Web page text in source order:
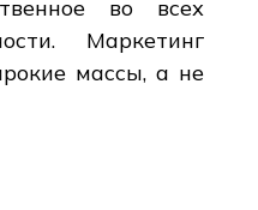
во всех
Маркетинг
массы, а не